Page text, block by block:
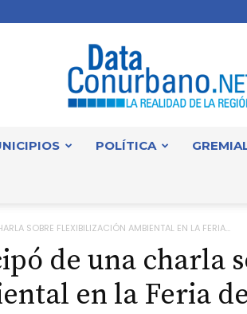
POLÍTICA
SOBRE FLEXIBILIZACIÓN AMBIENTAL EN LA FERIA...
de una charla
en la Feria